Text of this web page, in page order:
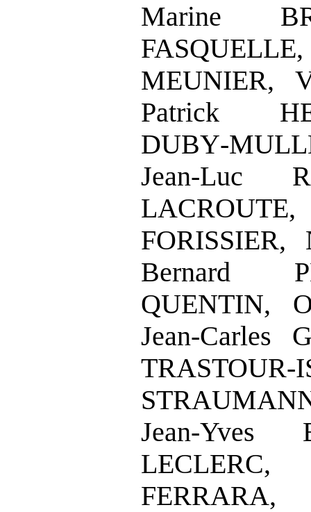
Marine
MEUNIER,
Patrick
DUBY‑
Jean‑Luc
LACROUTE,
FORISSIER,
Bernard
QUENTIN,
Jean‑Carles
TRASTOUR‑
Jean‑Yves
LECLERC,
FERRARA,